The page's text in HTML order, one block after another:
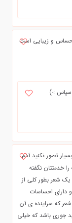
احساس و زیبایی است
:-)
تصور نکنید آدم
خدمتتان نگفته
شعر بطور کلی از
دارای احساسات
که سراینده ی آن
جوری باشد که خیلی